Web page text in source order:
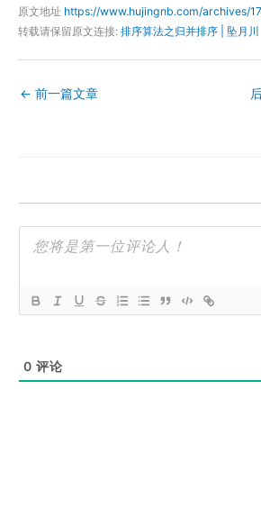
原文地址 https://www.hujingnb.com/archives/
转载请保留原文连接: 排序算法之归并排序 | 坠月川
← 前一篇文章
0 评论